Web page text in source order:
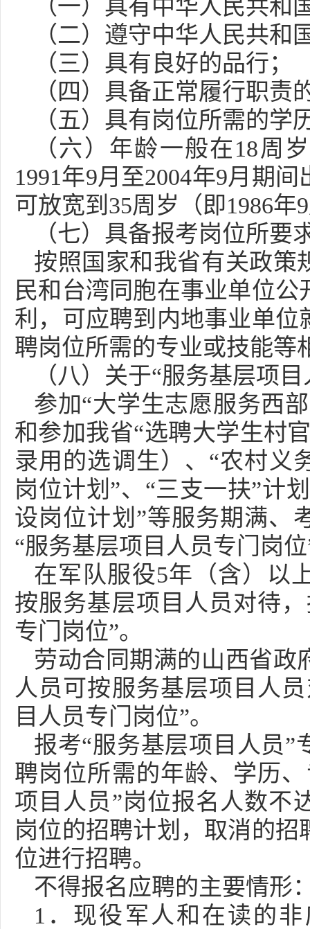
（一）具有中华人民共和
（二）遵守中华人民共和
（三）具有良好的品行；
（四）具备正常履行职责
（五）具有岗位所需的学
（六）年龄一般在18周
1991年9月至2004年9月期
可放宽到35周岁（即1986年
（七）具备报考岗位所要
按照国家和我省有关政策
民和台湾同胞在事业单位
利，可应聘到内地事业单
聘岗位所需的专业或技能等
（八）关于“服务基层项
参加“大学生志愿服务西
和参加我省“选聘大学生村
录用的选调生）、“农村义
岗位计划”、“三支一扶”计
设岗位计划”等服务期满、
“服务基层项目人员专门岗
在军队服役5年（含）以
按服务基层项目人员对待
专门岗位”。
劳动合同期满的山西省政
人员可按服务基层项目人
目人员专门岗位”。
报考“服务基层项目人员”
聘岗位所需的年龄、学历
项目人员”岗位报名人数不
岗位的招聘计划，取消的
位进行招聘。
不得报名应聘的主要情形
1．现役军人和在读的